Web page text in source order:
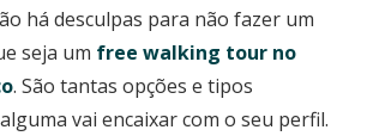
há desculpas para não fazer um
seja um free walking tour no
. São tantas opções e tipos
vai encaixar com o seu perfil.